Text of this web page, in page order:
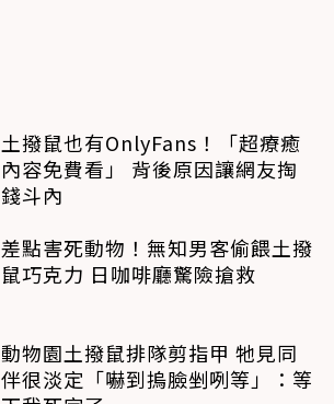
土撥鼠也有OnlyFans！「超療癒
內容免費看」 背後原因讓網友掏
錢斗內
差點害死動物！無知男客偷餵土撥
鼠巧克力 日咖啡廳驚險搶救
動物園土撥鼠排隊剪指甲 牠見同
伴很淡定「嚇到摀臉剉咧等」：等